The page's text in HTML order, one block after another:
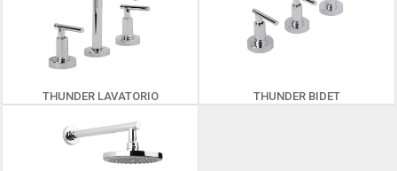
THUNDER LAVATORIO THUNDER BIDET